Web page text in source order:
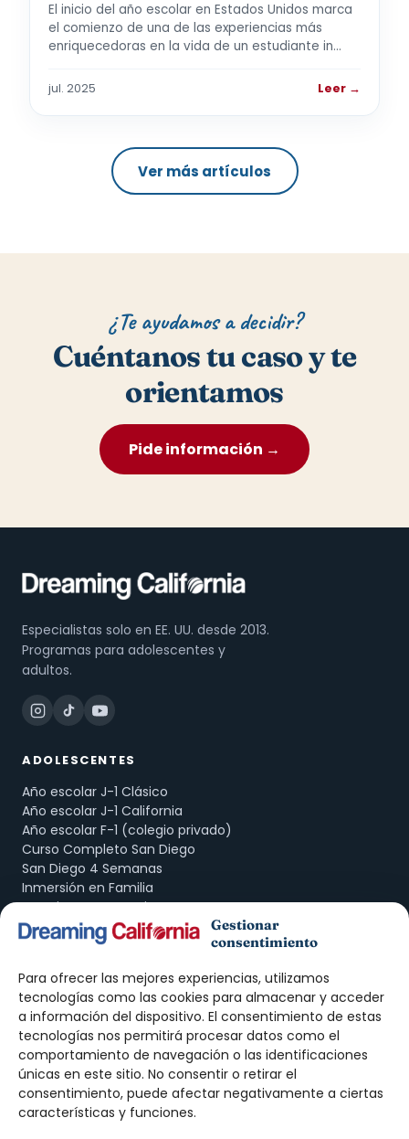
Gestionar
consentimiento
Para ofrecer las mejores experiencias, utilizamos
tecnologías como las cookies para almacenar y acceder
a información del dispositivo. El consentimiento de estas
tecnologías nos permitirá procesar datos como el
comportamiento de navegación o las identificaciones
únicas en este sitio. No consentir o retirar el
consentimiento, puede afectar negativamente a ciertas
características y funciones.
El inicio del año escolar en Estados Unidos marca
el comienzo de una de las experiencias más
enriquecedoras en la vida de un estudiante in…
jul. 2025 Leer →
Ver más artículos
¿Te ayudamos a decidir?
Cuéntanos tu caso y te
orientamos
Pide información →
Especialistas solo en EE. UU. desde 2013.
Programas para adolescentes y
adultos.
ADOLESCENTES
Año escolar J-1 Clásico
Año escolar J-1 California
Año escolar F-1 (colegio privado)
Curso Completo San Diego
San Diego 4 Semanas
Inmersión en Familia
American Companion Program
Curso de Inglés San Diego
Prácticas J-1 · Intern
Prácticas J-1 · Trainee
Work & Travel
Au Pair
DREAMING